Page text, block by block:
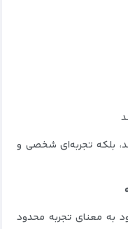
بلکه تجربه‌ای شخصی و
به معنای تجربه محدود